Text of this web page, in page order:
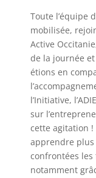
Toute l’équipe
mobilisée,
Active
de la journée
étions en
l’Initiative,
sur
cette agitation !
apprendre plus
confrontées
notamment